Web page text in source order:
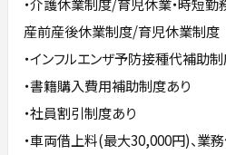
産前産後休業制度/育児休業制度
・インフルエンザ予防接種代補助
・書籍購入費用補助制度あり
・社員割引制度あり
・車両借上料(最大30,000円)、業